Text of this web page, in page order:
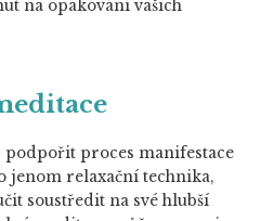
na opakování vašich
podpořit proces manifestace
jenom relaxační technika,
soustředit na své hlubší